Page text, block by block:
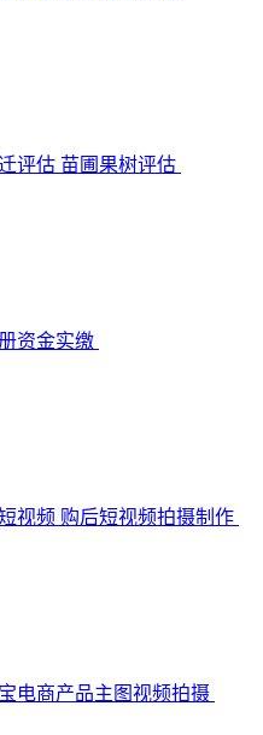
评估 苗圃果树评估
资金实缴
视频 购后短视频拍摄制作
电商产品主图视频拍摄